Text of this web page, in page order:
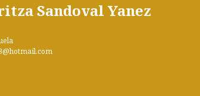
Sandoval Yanez